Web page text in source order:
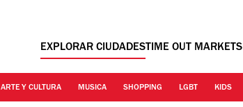
EXPLORAR CIUDADESTIME OUT MARKETS
ARTE Y CULTURA MUSICA SHOPPING LGBT KIDS